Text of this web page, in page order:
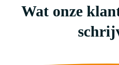
Wat onze